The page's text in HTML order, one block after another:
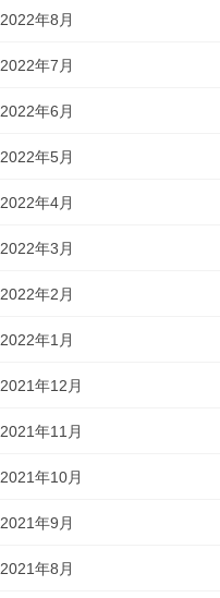
2022年8月
2022年7月
2022年6月
2022年5月
2022年4月
2022年3月
2022年2月
2022年1月
2021年12月
2021年11月
2021年10月
2021年9月
2021年8月